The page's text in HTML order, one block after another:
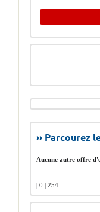
››
Aucune autre offre
| 0 | 254